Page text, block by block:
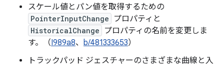
スケール値とパン値を取得するための
PointerInputChange プロパティと
HistoricalChange
プロパティの名前を変更しま
す。（I989a8、 b/481333653）
トラックパッド ジェスチャーのさまざまな曲線と入